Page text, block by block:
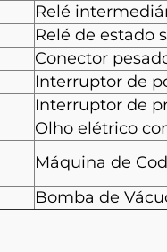
Relé
Relé de estado
Conector
Interruptor de
Interruptor de
Olho elétrico
Máquina de
Bomba de